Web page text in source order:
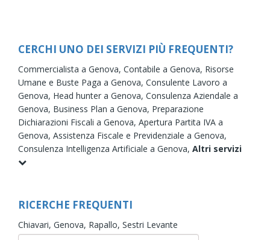
CERCHI UNO DEI SERVIZI PIÙ FREQUENTI?
Commercialista a Genova, Contabile a Genova, Risorse
Umane e Buste Paga a Genova, Consulente Lavoro a
Genova, Head hunter a Genova, Consulenza Aziendale a
Genova, Business Plan a Genova, Preparazione
Dichiarazioni Fiscali a Genova, Apertura Partita IVA a
Genova, Assistenza Fiscale e Previdenziale a Genova,
Consulenza Intelligenza Artificiale a Genova, Altri servizi
RICERCHE FREQUENTI
Chiavari, Genova, Rapallo, Sestri Levante